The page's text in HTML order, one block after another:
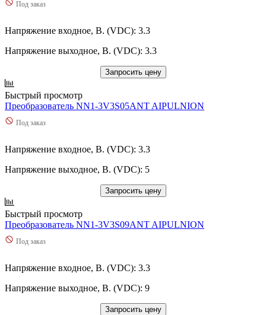
Под заказ
Напряжение входное, В. (VDC): 3.3
Напряжение выходное, В. (VDC): 3.3
Запросить цену
Быстрый просмотр
Преобразователь NN1-3V3S05ANT AIPULNION
Под заказ
Напряжение входное, В. (VDC): 3.3
Напряжение выходное, В. (VDC): 5
Запросить цену
Быстрый просмотр
Преобразователь NN1-3V3S09ANT AIPULNION
Под заказ
Напряжение входное, В. (VDC): 3.3
Напряжение выходное, В. (VDC): 9
Запросить цену